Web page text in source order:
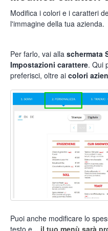
Modifica i colori e i caratteri
l'immagine della tua azienda.
Per farlo, vai alla schermata
Impostazioni carattere. Qui
preferisci, oltre ai colori
Puoi anche modificare lo